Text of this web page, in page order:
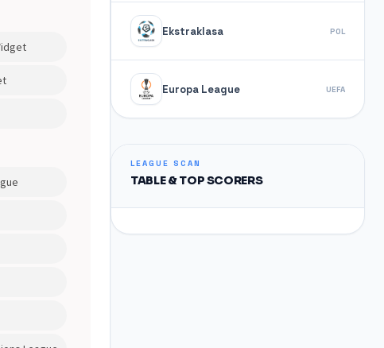
Ekstraklasa POL
Europa League UEFA
LEAGUE SCAN
TABLE & TOP SCORERS